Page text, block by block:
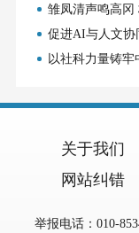
雏凤清声鸣高冈
促进AI与人文协
以社科力量铸
关于我们
网站纠错
举报电话：010-